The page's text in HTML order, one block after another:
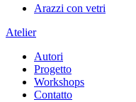
Arazzi con vetri
Atelier
Autori
Progetto
Workshops
Contatto